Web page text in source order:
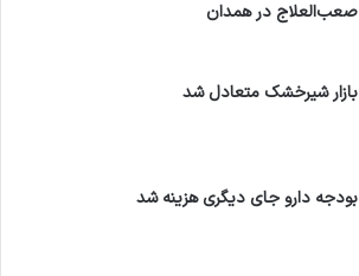
صعب‌العلاج در همدان
بازار شیرخشک متعادل شد
بودجه دارو جای دیگری هزینه شد